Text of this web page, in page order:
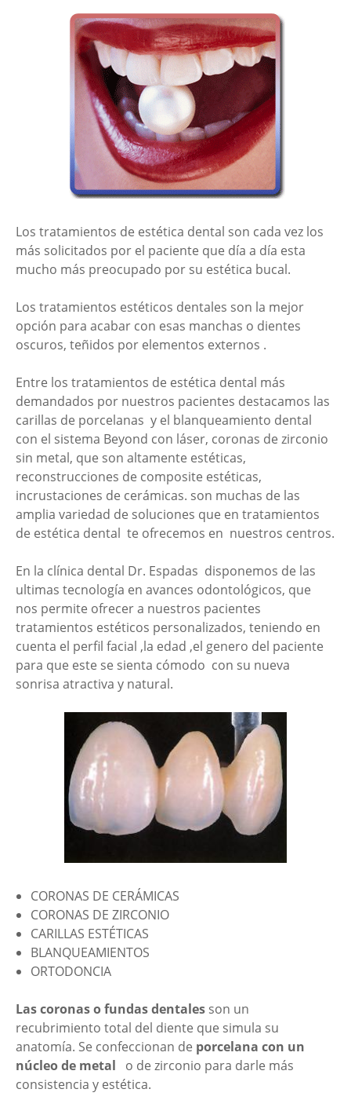
Los tratamientos de estética dental son cada vez los
más solicitados por el paciente que día a día esta
mucho más preocupado por su estética bucal.
Los tratamientos estéticos dentales son la mejor
opción para acabar con esas manchas o dientes
oscuros, teñidos por elementos externos .
Entre los tratamientos de estética dental más
demandados por nuestros pacientes destacamos las
carillas de porcelanas y el blanqueamiento dental
con el sistema Beyond con láser, coronas de zirconio
sin metal, que son altamente estéticas,
reconstrucciones de composite estéticas,
incrustaciones de cerámicas. son muchas de las
amplia variedad de soluciones que en tratamientos
de estética dental te ofrecemos en nuestros centros.
En la clínica dental Dr. Espadas disponemos de las
ultimas tecnología en avances odontológicos, que
nos permite ofrecer a nuestros pacientes
tratamientos estéticos personalizados, teniendo en
cuenta el perfil facial ,la edad ,el genero del paciente
para que este se sienta cómodo con su nueva
sonrisa atractiva y natural.
CORONAS DE CERÁMICAS
CORONAS DE ZIRCONIO
CARILLAS ESTÉTICAS
BLANQUEAMIENTOS
ORTODONCIA
Las coronas o fundas dentales son un
recubrimiento total del diente que simula su
anatomía. Se confeccionan de porcelana con un
núcleo de metal
o de zirconio para darle más
consistencia y estética.